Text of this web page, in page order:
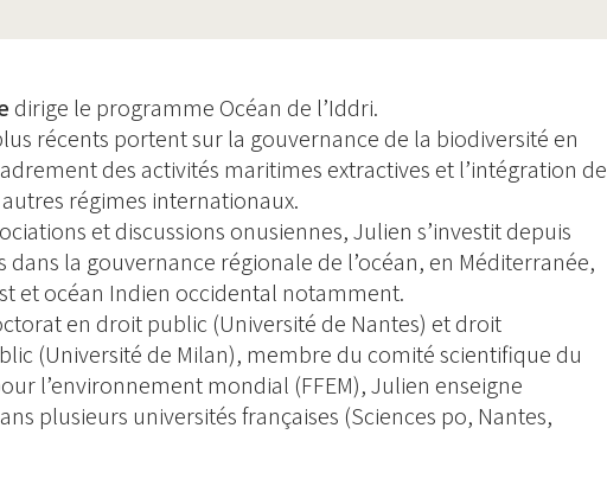
dirige le programme Océan de l’Iddri.
récents portent sur la gouvernance de la biodiversité en
des activités maritimes extractives et l’intégration de
autres régimes internationaux.
et discussions onusiennes, Julien s’investit depuis
dans la gouvernance régionale de l’océan, en Méditerranée,
et océan Indien occidental notamment.
en droit public (Université de Nantes) et droit
(Université de Milan), membre du comité scientifique du
l’environnement mondial (FFEM), Julien enseigne
plusieurs universités françaises (Sciences po, Nantes,